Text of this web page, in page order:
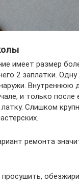
имеет размер
2 заплатки. Одну
Внутреннюю
и только после
Слишком
ремонта